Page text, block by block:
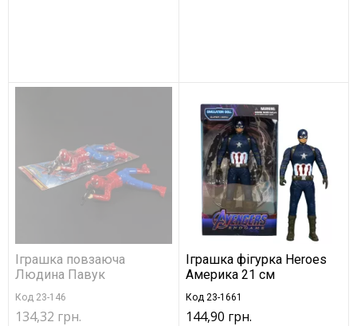
Іграшка повзаюча
Людина Павук
Код 23-146
134,32 грн.
Іграшка фігурка Heroes
Америка 21 см
Код 23-1661
144,90 грн.